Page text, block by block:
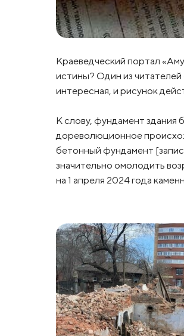
Краеведческий портал
истины? Один из
интересная, и рисунок
К слову, фундамент
дореволюционное
бетонный фундамент
значительно омолодить
на 1 апреля 2024 года